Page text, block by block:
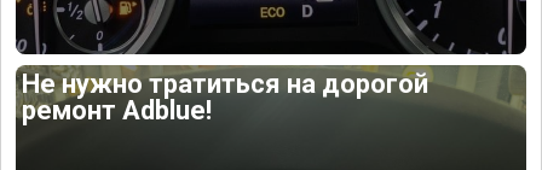
Не нужно тратиться на дорогой
ремонт Adblue!